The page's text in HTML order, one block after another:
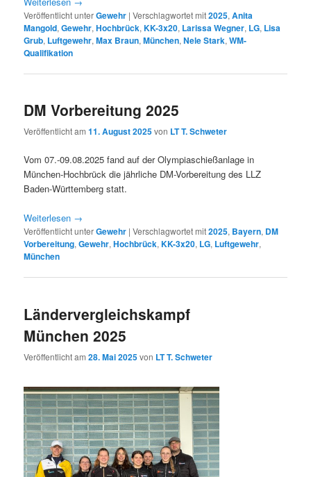
Veröffentlicht unterGewehr |Verschlagwortet mit2025,Anita
Mangold,Gewehr,Hochbrück,KK-3x20, Larissa Wegner, LG, Lisa
Grub, Luftgewehr,Max Braun,München,Nele Stark,WM-
Qualifikation
DM Vorbereitung 2025
Veröffentlicht am11. August 2025von LT T. Schweter
Vom 07.-09.08.2025 fand auf der Olympiaschießanlage in
München-Hochbrück die jährliche DM-Vorbereitung des LLZ
Baden-Württemberg statt.
Weiterlesen →
Veröffentlicht unterGewehr |Verschlagwortet mit2025, Bayern, DM
Vorbereitung,Gewehr,Hochbrück,KK-3x20, LG, Luftgewehr,
München
Ländervergleichskampf
München 2025
Veröffentlicht am28. Mai 2025von LT T. Schweter